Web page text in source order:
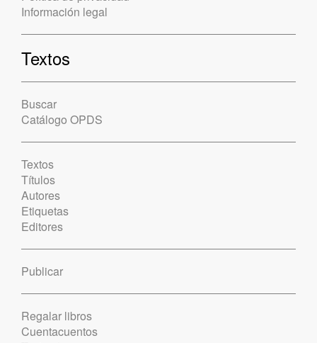
Información legal
Textos
Buscar
Catálogo OPDS
Textos
Títulos
Autores
Etiquetas
Editores
Publicar
Regalar libros
Cuentacuentos